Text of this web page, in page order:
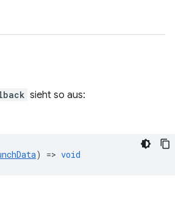
sieht so aus:
) => void